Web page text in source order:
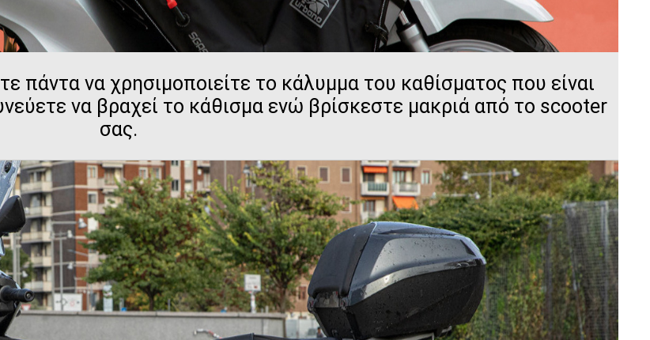
πάντα να χρησιμοποιείτε το κάλυμμα του καθίσματος που είναι
να βραχεί το κάθισμα ενώ βρίσκεστε μακριά από το scooter
σας.